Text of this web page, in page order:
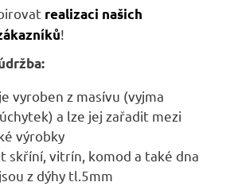
realizaci našich
!
vyroben z masívu (vyjma
a lze jej zařadit mezi
výrobky
skříní, vitrín, komod a také dna
z dýhy tl.5mm